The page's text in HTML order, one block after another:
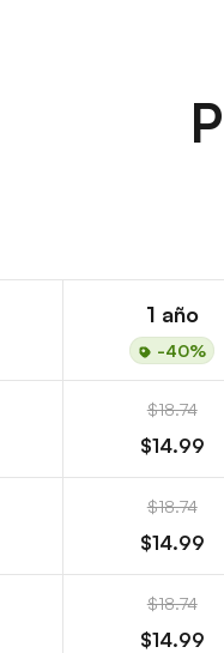
1 año
-40%
$18.74
$14.99
$18.74
$14.99
$18.74
$14.99